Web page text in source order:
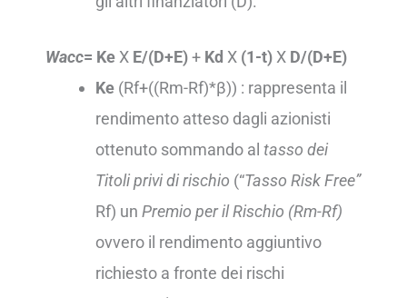
Wacc= Ke X E/(D+E)+ Kd X (1-t) X D/(D+E)
Ke (Rf+((Rm-Rf)*β)) : rappresenta il
rendimento atteso dagli azionisti
ottenuto sommando al tasso dei
Titoli privi di rischio (“Tasso Risk Free”
Rf) un Premio per il Rischio (Rm-Rf)
ovvero il rendimento aggiuntivo
richiesto a fronte dei rischi